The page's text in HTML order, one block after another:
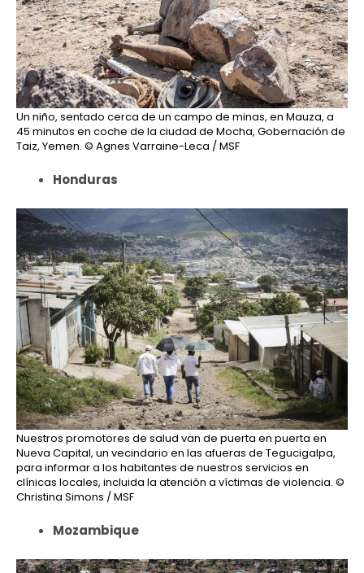
Un niño, sentado cerca de un campo de minas, en Mauza, a
45 minutos en coche de la ciudad de Mocha, Gobernación de
Taiz, Yemen. © Agnes Varraine-Leca / MSF
Honduras
Nuestros promotores de salud van de puerta en puerta en
Nueva Capital, un vecindario en las afueras de Tegucigalpa,
para informar a los habitantes de nuestros servicios en
clínicas locales, incluida la atención a víctimas de violencia. ©
Christina Simons / MSF
Mozambique